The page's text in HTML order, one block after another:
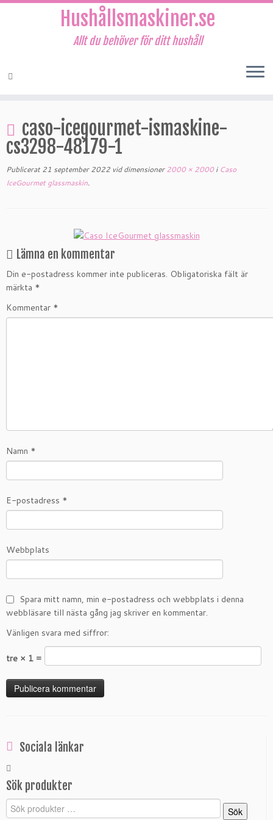
innehåll
Hushållsmaskiner.se
Allt du behöver för ditt hushåll
caso-icegourmet-ismaskine-
cs3298-48179-1
Publicerat 21 september 2022 vid dimensioner2000 × 2000iCaso
IceGourmet glassmaskin.
Lämna en kommentar
Din e-postadress kommer inte publiceras. Obligatoriska fält är
märkta *
Kommentar *
Namn *
E-postadress *
Webbplats
Spara mitt namn, min e-postadress och webbplats i denna
webbläsare till nästa gång jag skriver en kommentar.
Vänligen svara med siffror:
tre × 1 =
Sociala länkar
Sök produkter
Sök
Sök